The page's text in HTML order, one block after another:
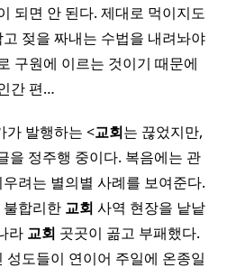
되면 안 된다. 제대로 먹이지도
젖을 짜내는 수법을 내려놔야
구원에 이르는 것이기 때문에
간 편…
가 발행하는 <교회는 끊었지만,
을 정주행 중이다. 복음에는 관
려는 별의별 사례를 보여준다.
합리한 교회 사역 현장을 낱낱
라 교회 곳곳이 곪고 부패했다.
성도들이 연이어 주일에 온종일